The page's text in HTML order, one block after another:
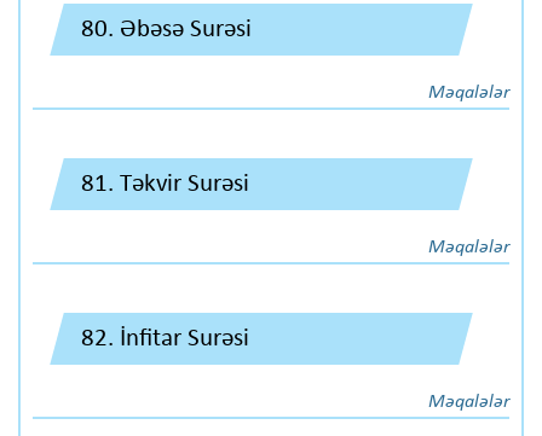
80. Əbəsə Surəsi
Məqalələr
81. Təkvir Surəsi
Məqalələr
82. İnfitar Surəsi
Məqalələr